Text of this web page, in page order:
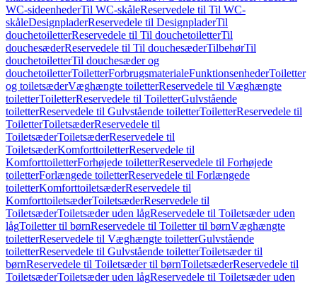
WC-sideenhederTil WC-skåleReservedele til Til WC-
skåleDesignpladerReservedele til DesignpladerTil
douchetoiletterReservedele til Til douchetoiletterTil
douchesæderReservedele til Til douchesæderTilbehørTil
douchetoiletterTil douchesæder og
douchetoiletterToiletterForbrugsmaterialeFunktionsenhederToiletter
og toiletsæderVæghængte toiletterReservedele til Væghængte
toiletterToiletterReservedele til ToiletterGulvstående
toiletterReservedele til Gulvstående toiletterToiletterReservedele til
ToiletterToiletsæderReservedele til
ToiletsæderToiletsæderReservedele til
ToiletsæderKomforttoiletterReservedele til
KomforttoiletterForhøjede toiletterReservedele til Forhøjede
toiletterForlængede toiletterReservedele til Forlængede
toiletterKomforttoiletsæderReservedele til
KomforttoiletsæderToiletsæderReservedele til
ToiletsæderToiletsæder uden lågReservedele til Toiletsæder uden
lågToiletter til børnReservedele til Toiletter til børnVæghængte
toiletterReservedele til Væghængte toiletterGulvstående
toiletterReservedele til Gulvstående toiletterToiletsæder til
børnReservedele til Toiletsæder til børnToiletsæderReservedele til
ToiletsæderToiletsæder uden lågReservedele til Toiletsæder uden